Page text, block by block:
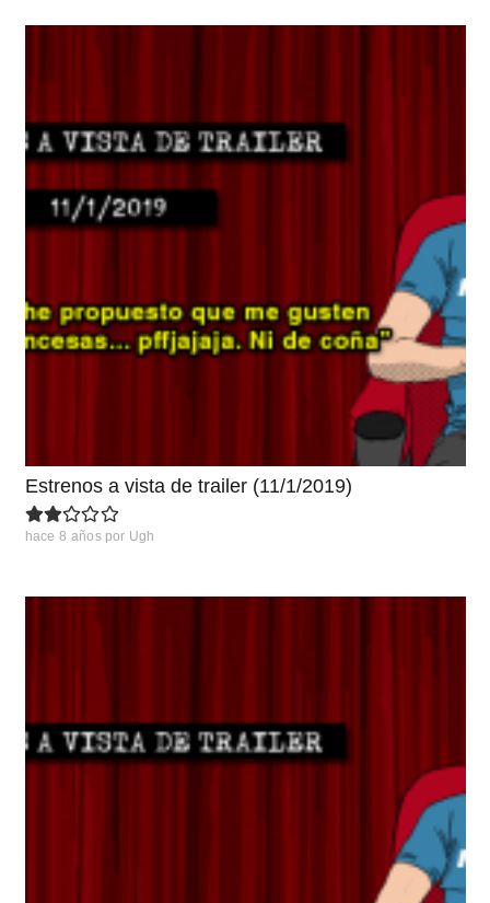
Estrenos a vista de trailer (11/1/2019)
hace 8 años por Ugh